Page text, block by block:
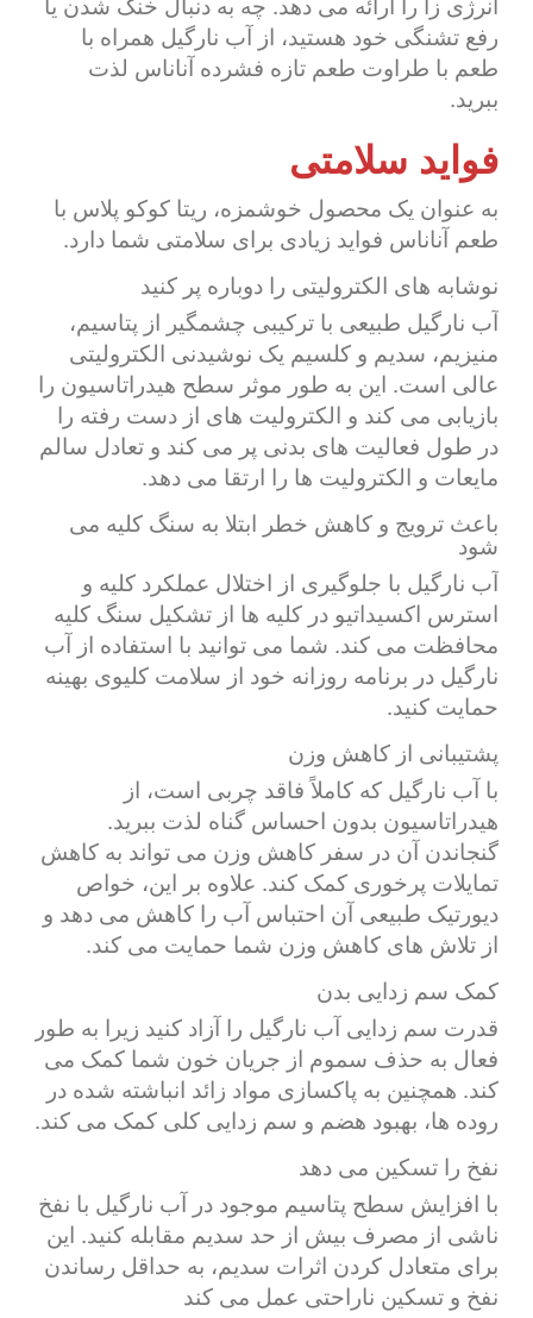
رفع تشنگی خود هستید، از آب نارگیل همراه با
طعم با طراوت طعم تازه فشرده آناناس لذت
ببرید.
فواید سلامتی
به عنوان یک محصول خوشمزه، ریتا کوکو پلاس با
طعم آناناس فواید زیادی برای سلامتی شما دارد.
نوشابه های الکترولیتی را دوباره پر کنید
آب نارگیل طبیعی با ترکیبی چشمگیر از پتاسیم،
منیزیم، سدیم و کلسیم یک نوشیدنی الکترولیتی
عالی است. این به طور موثر سطح هیدراتاسیون را
بازیابی می کند و الکترولیت های از دست رفته را
در طول فعالیت های بدنی پر می کند و تعادل سالم
مایعات و الکترولیت ها را ارتقا می دهد.
باعث ترویج و کاهش خطر ابتلا به سنگ کلیه می
شود
آب نارگیل با جلوگیری از اختلال عملکرد کلیه و
استرس اکسیداتیو در کلیه ها از تشکیل سنگ کلیه
محافظت می کند. شما می توانید با استفاده از آب
نارگیل در برنامه روزانه خود از سلامت کلیوی بهینه
حمایت کنید.
پشتیبانی از کاهش وزن
با آب نارگیل که کاملاً فاقد چربی است، از
هیدراتاسیون بدون احساس گناه لذت ببرید.
گنجاندن آن در سفر کاهش وزن می تواند به کاهش
تمایلات پرخوری کمک کند. علاوه بر این، خواص
دیورتیک طبیعی آن احتباس آب را کاهش می دهد و
از تلاش های کاهش وزن شما حمایت می کند.
کمک سم زدایی بدن
قدرت سم زدایی آب نارگیل را آزاد کنید زیرا به طور
فعال به حذف سموم از جریان خون شما کمک می
کند. همچنین به پاکسازی مواد زائد انباشته شده در
روده ها، بهبود هضم و سم زدایی کلی کمک می کند.
نفخ را تسکین می دهد
با افزایش سطح پتاسیم موجود در آب نارگیل با نفخ
ناشی از مصرف بیش از حد سدیم مقابله کنید. این
برای متعادل کردن اثرات سدیم، به حداقل رساندن
نفخ و تسکین ناراحتی عمل می کند